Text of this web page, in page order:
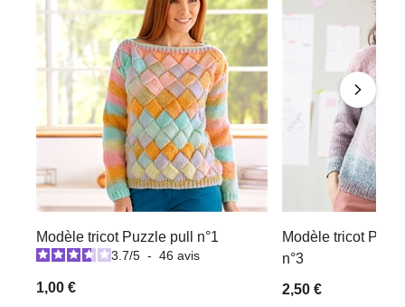
Modèle tricot Puzzle pull n°1
3.7/5 - 46 avis
1,00 €
Modèle tricot
n°3
2,50 €